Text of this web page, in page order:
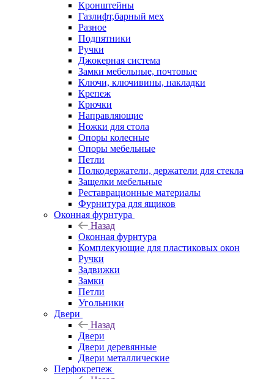
Кронштейны
Газлифт,барный мех
Разное
Подпятники
Ручки
Джокерная система
Замки мебельные, почтовые
Ключи, ключивины, накладки
Крепеж
Крючки
Направляющие
Ножки для стола
Опоры колесные
Опоры мебельные
Петли
Полкодержатели, держатели для стекла
Защелки мебельные
Реставрационные материалы
Фурнитура для ящиков
Оконная фурнтура
Назад
Оконная фурнтура
Комплекующие для пластиковых окон
Ручки
Задвижки
Замки
Петли
Угольники
Двери
Назад
Двери
Двери деревянные
Двери металлические
Перфокрепеж